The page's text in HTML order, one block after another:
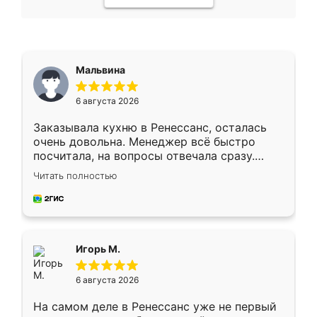
Мальвина
6 августа 2026
Заказывала кухню в Ренессанс, осталась
очень довольна. Менеджер всё быстро
посчитала, на вопросы отвечала сразу.
Замерщик приехал в субботу, подошёл к
делу со всей ответственностью. Собрали
за день, ребята работали аккуратно, даже
Читать полностью
Игорь М.
6 августа 2026
На самом деле в Ренессанс уже не первый